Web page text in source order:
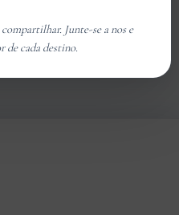
NOW
Junte-se a nos e
de cada destino.